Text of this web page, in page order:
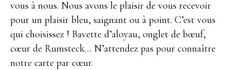
vous à nous. Nous avons le plaisir de vous recevoir
pour un plaisir bleu, saignant ou à point. C’est vous
qui choisissez ! Bavette d’aloyau, onglet de bœuf,
cœur de Rumsteck… N’attendez pas pour connaître
notre carte par cœur.